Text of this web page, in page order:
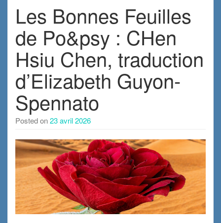
Les Bonnes Feuilles
de Po&psy : CHen
Hsiu Chen, traduction
d’Elizabeth Guyon-
Spennato
Posted on23 avril 2026